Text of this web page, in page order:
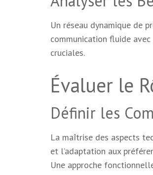
Un réseau dynamique de
communication fluide
cruciales.
Évaluer le
Définir les
La maîtrise des aspects
et l’adaptation aux
Une approche